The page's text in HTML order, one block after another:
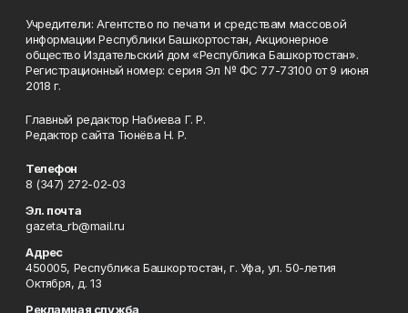
Учредители: Агентство по печати и средствам массовой
информации Республики Башкортостан, Акционерное
общество Издательский дом «Республика Башкортостан».
Регистрационный номер: серия Эл № ФС 77-73100 от 9 июня
2018 г.
Главный редактор Набиева Г. Р.
Редактор сайта Тюнёва Н. Р.
Телефон
8 (347) 272-02-03
Эл. почта
gazeta_rb@mail.ru
Адрес
450005, Республика Башкортостан, г. Уфа, ул. 50-летия
Октября, д. 13
Рекламная служба